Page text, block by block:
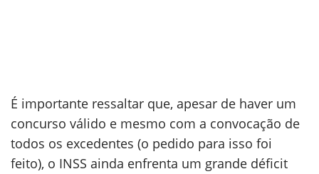
É importante ressaltar que, apesar de haver um
concurso válido e mesmo com a convocação de
todos os excedentes (o pedido para isso foi
feito), o INSS ainda enfrenta um grande déficit